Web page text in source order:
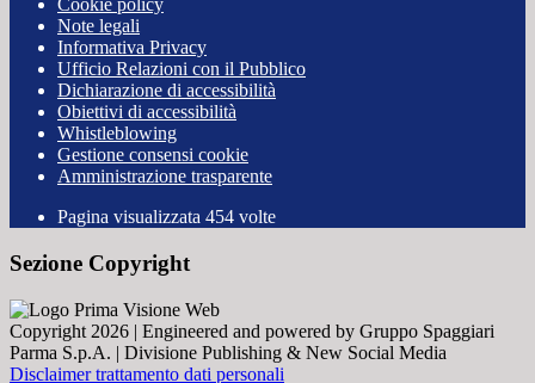
Cookie policy
Note legali
Informativa Privacy
Ufficio Relazioni con il Pubblico
Dichiarazione di accessibilità
Obiettivi di accessibilità
Whistleblowing
Gestione consensi cookie
Amministrazione trasparente
Pagina visualizzata 454 volte
Sezione Copyright
Copyright 2026 | Engineered and powered by Gruppo Spaggiari
Parma S.p.A. | Divisione Publishing & New Social Media
Disclaimer trattamento dati personali